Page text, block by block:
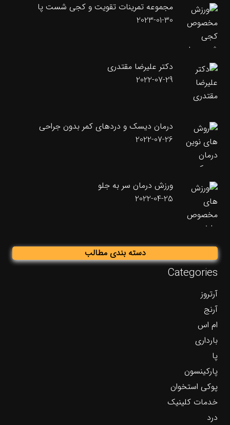
مجموعه تمرینات تقویت و کجی شست پا
2023-01-30
دکتر علیرضا مقتدری
2022-07-29
درمان دیسک و دردهای کمر بدون جراحی
2022-07-26
ورزش درمان سر به جلو
2022-04-25
دسته بندی مطالب
Categories
آرتروز
آرنج
ام اس
بارداری
پا
پارکینسون
پوکی استخوان
خدمات کلینیک
درد